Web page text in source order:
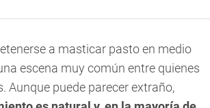
a masticar pasto en medio
escena muy común entre quienes
Aunque puede parecer extraño,